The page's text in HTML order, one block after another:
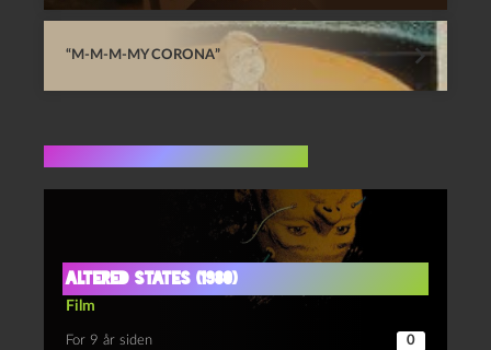
“M-M-M-MY CORONA”
Altered States (1980)
Film
For 9 år siden 0